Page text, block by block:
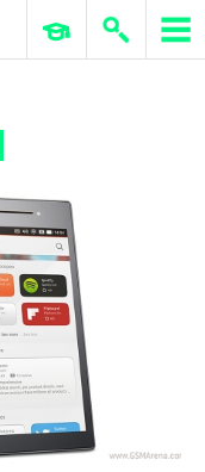
ERP 與商業 AI